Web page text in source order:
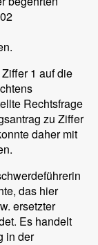
1 auf die
Rechtsfrage
zu Ziffer
daher mit
das hier
ersetzter
Es handelt
in der